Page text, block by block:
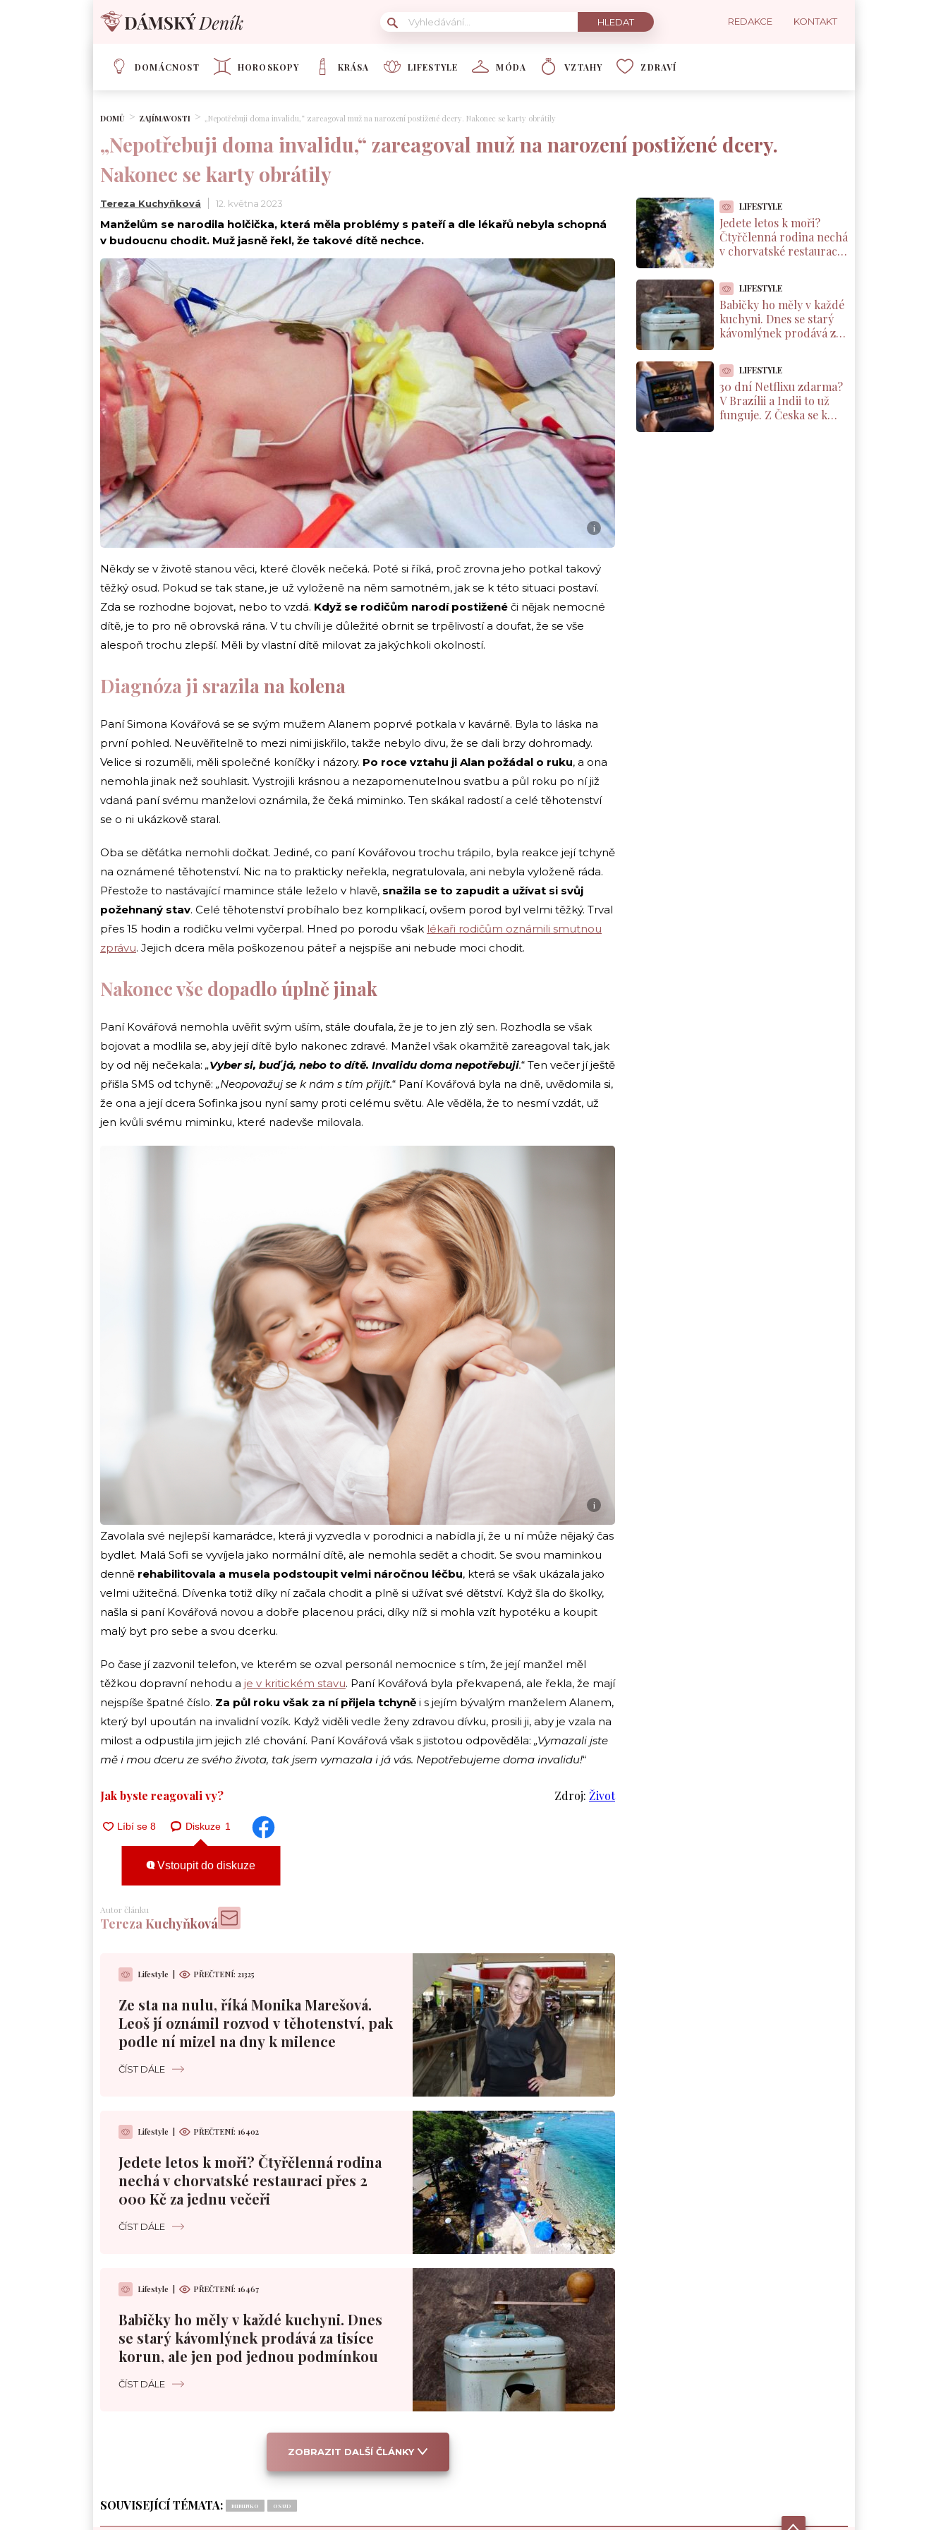
REDAKCE KONTAKT
DOMÁCNOST HOROSKOPY KRÁSA LIFESTYLE MÓDA VZTAHY ZDRAVÍ
DOMŮ ZAJÍMAVOSTI „Nepotřebuji doma invalidu,“ zareagoval muž na narození postižené dcery. Nakonec se karty obrátily
„Nepotřebuji doma invalidu,“ zareagoval muž na narození postižené dcery.
Nakonec se karty obrátily
Tereza Kuchyňková 12. května 2023
Manželům se narodila holčička, která měla problémy s pateří a dle lékařů nebyla schopná
v budoucnu chodit. Muž jasně řekl, že takové dítě nechce.
i
Někdy se v životě stanou věci, které člověk nečeká. Poté si říká, proč zrovna jeho potkal takový
těžký osud. Pokud se tak stane, je už vyloženě na něm samotném, jak se k této situaci postaví.
Zda se rozhodne bojovat, nebo to vzdá. Když se rodičům narodí postižené či nějak nemocné
dítě, je to pro ně obrovská rána. V tu chvíli je důležité obrnit se trpělivostí a doufat, že se vše
alespoň trochu zlepší. Měli by vlastní dítě milovat za jakýchkoli okolností.
Diagnóza ji srazila na kolena
Paní Simona Kovářová se se svým mužem Alanem poprvé potkala v kavárně. Byla to láska na
první pohled. Neuvěřitelně to mezi nimi jiskřilo, takže nebylo divu, že se dali brzy dohromady.
Velice si rozuměli, měli společné koníčky i názory. Po roce vztahu ji Alan požádal o ruku, a ona
nemohla jinak než souhlasit. Vystrojili krásnou a nezapomenutelnou svatbu a půl roku po ní již
vdaná paní svému manželovi oznámila, že čeká miminko. Ten skákal radostí a celé těhotenství
se o ni ukázkově staral.
Oba se děťátka nemohli dočkat. Jediné, co paní Kovářovou trochu trápilo, byla reakce její tchyně
na oznámené těhotenství. Nic na to prakticky neřekla, negratulovala, ani nebyla vyloženě ráda.
Přestože to nastávající mamince stále leželo v hlavě, snažila se to zapudit a užívat si svůj
požehnaný stav. Celé těhotenství probíhalo bez komplikací, ovšem porod byl velmi těžký. Trval
přes 15 hodin a rodičku velmi vyčerpal. Hned po porodu však lékaři rodičům oznámili smutnou
zprávu. Jejich dcera měla poškozenou páteř a nejspíše ani nebude moci chodit.
Nakonec vše dopadlo úplně jinak
Paní Kovářová nemohla uvěřit svým uším, stále doufala, že je to jen zlý sen. Rozhodla se však
bojovat a modlila se, aby její dítě bylo nakonec zdravé. Manžel však okamžitě zareagoval tak, jak
by od něj nečekala: „Vyber si, buď já, nebo to dítě. Invalidu doma nepotřebuji.“ Ten večer jí ještě
přišla SMS od tchyně: „Neopovažuj se k nám s tím přijít.“ Paní Kovářová byla na dně, uvědomila si,
že ona a její dcera Sofinka jsou nyní samy proti celému světu. Ale věděla, že to nesmí vzdát, už
jen kvůli svému miminku, které nadevše milovala.
i
Zavolala své nejlepší kamarádce, která ji vyzvedla v porodnici a nabídla jí, že u ní může nějaký čas
bydlet. Malá Sofi se vyvíjela jako normální dítě, ale nemohla sedět a chodit. Se svou maminkou
denně rehabilitovala a musela podstoupit velmi náročnou léčbu, která se však ukázala jako
velmi užitečná. Dívenka totiž díky ní začala chodit a plně si užívat své dětství. Když šla do školky,
našla si paní Kovářová novou a dobře placenou práci, díky níž si mohla vzít hypotéku a koupit
malý byt pro sebe a svou dcerku.
Po čase jí zazvonil telefon, ve kterém se ozval personál nemocnice s tím, že její manžel měl
těžkou dopravní nehodu a je v kritickém stavu. Paní Kovářová byla překvapená, ale řekla, že mají
nejspíše špatné číslo. Za půl roku však za ní přijela tchyně i s jejím bývalým manželem Alanem,
který byl upoután na invalidní vozík. Když viděli vedle ženy zdravou dívku, prosili ji, aby je vzala na
milost a odpustila jim jejich zlé chování. Paní Kovářová však s jistotou odpověděla: „Vymazali jste
mě i mou dceru ze svého života, tak jsem vymazala i já vás. Nepotřebujeme doma invalidu!“
Jak byste reagovali vy? Zdroj: Život
Diskuze 1
Vstoupit do diskuze
Autor článku
Tereza Kuchyňková
Lifestyle PŘEČTENÍ: 21325
Ze sta na nulu, říká Monika Marešová.
Leoš jí oznámil rozvod v těhotenství, pak
podle ní mizel na dny k milence
ČÍST DÁLE
Lifestyle PŘEČTENÍ: 16402
Jedete letos k moři? Čtyřčlenná rodina
nechá v chorvatské restauraci přes 2
000 Kč za jednu večeři
ČÍST DÁLE
Lifestyle PŘEČTENÍ: 16467
Babičky ho měly v každé kuchyni. Dnes
se starý kávomlýnek prodává za tisíce
korun, ale jen pod jednou podmínkou
ČÍST DÁLE
ZOBRAZIT DALŠÍ ČLÁNKY
SOUVISEJÍCÍ TÉMATA: MIMINKO OSUD
LIFESTYLE
Jedete letos k moři?
Čtyřčlenná rodina nechá
v chorvatské restauraci
večeři
LIFESTYLE
Babičky ho měly v každé
kuchyni. Dnes se starý
kávomlýnek prodává za
jednou podmínkou
LIFESTYLE
30 dní Netflixu zdarma?
V Brazílii a Indii to už
funguje. Z Česka se k